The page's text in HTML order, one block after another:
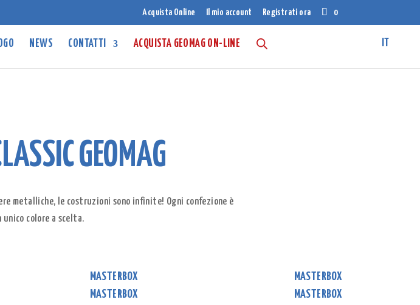
Acquista Online Il mio account Registrati ora 0
NEWS CONTATTI ACQUISTA GEOMAG ON-LINE
GEOMAG
metalliche, le costruzioni sono infinite! Ogni confezione è
unico colore a scelta.
MASTERBOX
MASTERBOX
MASTERBOX
MASTERBOX